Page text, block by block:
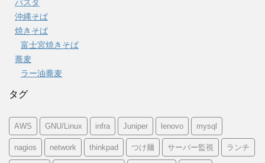
パスタ
沖縄そば
焼きそば
富士宮焼きそば
蕎麦
ラー油蕎麦
タグ
AWS GNU/Linux infra Juniper lenovo mysql
nagios network thinkpad つけ麺 サーバー監視 ランチ